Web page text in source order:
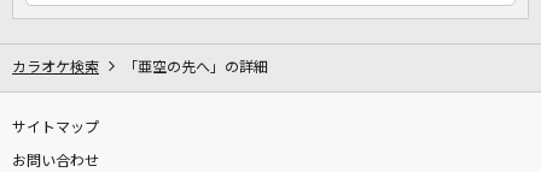
カラオケ検索 「亜空の先へ」の詳細
サイトマップ
お問い合わせ